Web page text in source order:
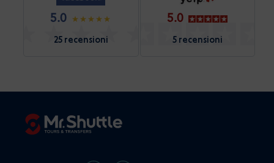
5.0
25 recensioni
5.0
5 recensioni